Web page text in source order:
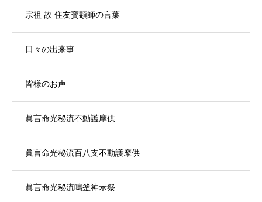
宗祖 故 住友寳顕師の言葉
日々の出来事
皆様のお声
眞言命光秘流不動護摩供
眞言命光秘流百八支不動護摩供
眞言命光秘流鳴釜神示祭